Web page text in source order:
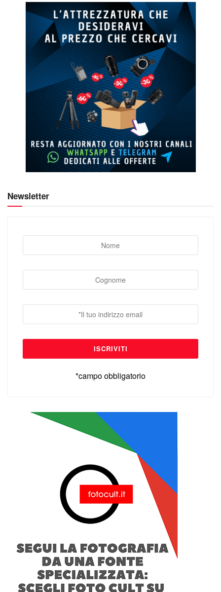
Newsletter
*campo obbligatorio